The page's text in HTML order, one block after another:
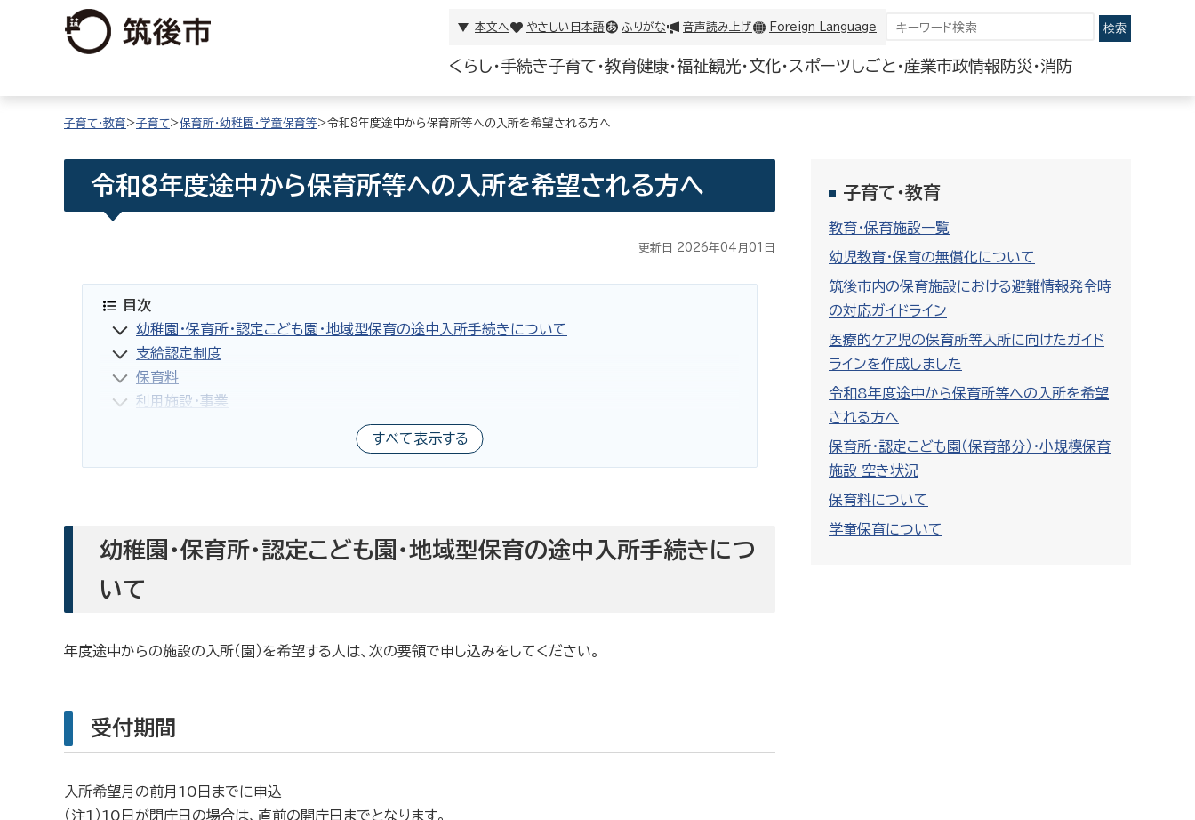
本文へ やさしい日本語 ふりがな 音声読み上げ Foreign Language
くらし・手続き子育て・教育健康・福祉観光・文化・スポーツしごと・産業市政情報 防災・消防
子育て・教育>子育て>保育所・幼稚園・学童保育等>令和8年度途中から保育所等への入所を希望される方へ
子育て・教育
教育・保育施設一覧
幼児教育・保育の無償化について
筑後市内の保育施設における避難情報発令時
の対応ガイドライン
医療的ケア児の保育所等入所に向けたガイド
ラインを作成しました
令和8年度途中から保育所等への入所を希望
される方へ
保育所・認定こども園（保育部分）・小規模保育
施設 空き状況
保育料について
学童保育について
令和8年度途中から保育所等への入所を希望される方へ
更新日 2026年04月01日
目次
幼稚園・保育所・認定こども園・地域型保育の途中入所手続きについて
支給認定制度
保育料
利用施設・事業
すべて表示する
幼稚園・保育所・認定こども園・地域型保育の途中入所手続きにつ
いて
年度途中からの施設の入所（園）を希望する人は、次の要領で申し込みをしてください。
受付期間
入所希望月の前月10日までに申込
（注1）10日が閉庁日の場合は、直前の開庁日までとなります。